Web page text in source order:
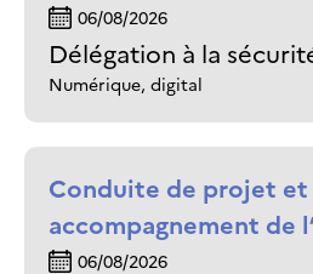
06/08/2026
Délégation à la
Numérique, digital
Conduite de projet et
accompagnement de
06/08/2026